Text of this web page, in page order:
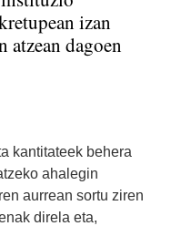
izan
atzean dagoen
kantitateek behera
ahalegin
aurrean sortu ziren
direla eta,